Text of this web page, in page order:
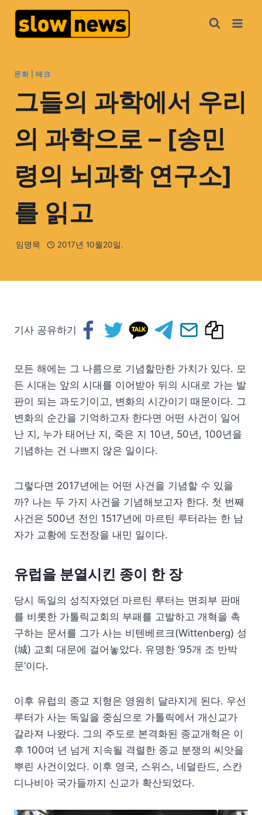
문화| 테크
그들의 과학에서 우리
의 과학으로 – [송민
령의 뇌과학 연구소]
를 읽고
임명묵 2017년 10월20일.
기사 공유하기
모든 해에는 그 나름으로 기념할만한 가치가 있다. 모
든 시대는 앞의 시대를 이어받아 뒤의 시대로 가는 발
판이 되는 과도기이고, 변화의 시간이기 때문이다. 그
변화의 순간을 기억하고자 한다면 어떤 사건이 일어
난 지, 누가 태어난 지, 죽은 지 10년, 50년, 100년을
기념하는 건 나쁘지 않은 일이다.
그렇다면 2017년에는 어떤 사건을 기념할 수 있을
까? 나는 두 가지 사건을 기념해보고자 한다. 첫 번째
사건은 500년 전인 1517년에 마르틴 루터라는 한 남
자가 교황에 도전장을 내민 일이다.
유럽을 분열시킨 종이 한 장
당시 독일의 성직자였던 마르틴 루터는 면죄부 판매
를 비롯한 가톨릭교회의 부패를 고발하고 개혁을 촉
구하는 문서를 그가 사는 비텐베르크(Wittenberg) 성
(城) 교회 대문에 걸어놓았다. 유명한 ’95개 조 반박
문’이다.
이후 유럽의 종교 지형은 영원히 달라지게 된다. 우선
루터가 사는 독일을 중심으로 가톨릭에서 개신교가
갈라져 나왔다. 그의 주도로 본격화된 종교개혁은 이
후 100여 년 넘게 지속될 격렬한 종교 분쟁의 씨앗을
뿌린 사건이었다. 이후 영국, 스위스, 네덜란드, 스칸
디나비아 국가들까지 신교가 확산되었다.